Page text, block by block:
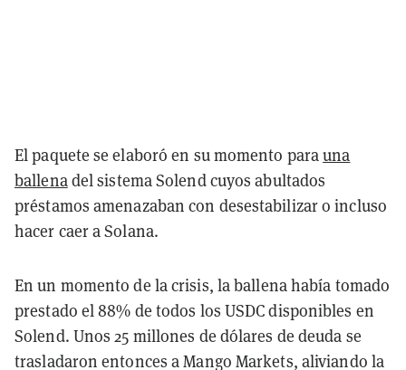
El paquete se elaboró en su momento parauna
ballenadel sistema Solend cuyos abultados
préstamos amenazaban con desestabilizar o incluso
hacer caer a Solana.
En un momento de la crisis, la ballena había tomado
prestado el 88% de todos los USDC disponibles en
Solend. Unos 25 millones de dólares de deuda se
trasladaron entonces a Mango Markets, aliviando la